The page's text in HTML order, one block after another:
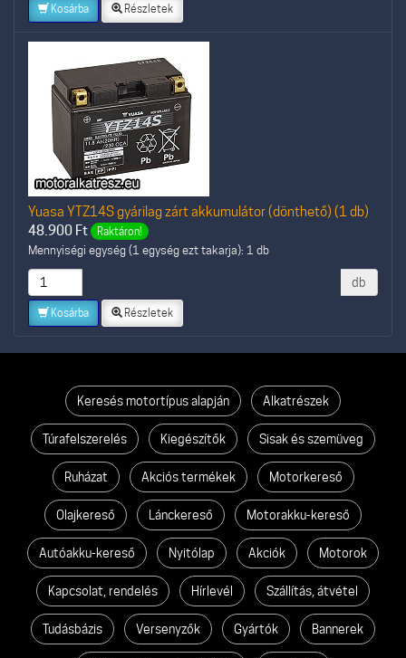
Kosárba Részletek
Yuasa YTZ14S gyárilag zárt akkumulátor (dönthető) (1 db)
48.900 Ft Raktáron!
Mennyiségi egység (1 egység ezt takarja): 1 db
db
Kosárba Részletek
Keresés motortípus alapján Alkatrészek
Túrafelszerelés Kiegészítők Sisak és szemüveg
Ruházat Akciós termékek Motorkereső
Olajkereső Lánckereső Motorakku-kereső
Autóakku-kereső Nyitólap Akciók Motorok
Kapcsolat, rendelés Hírlevél Szállítás, átvétel
Tudásbázis Versenyzők Gyártók Bannerek